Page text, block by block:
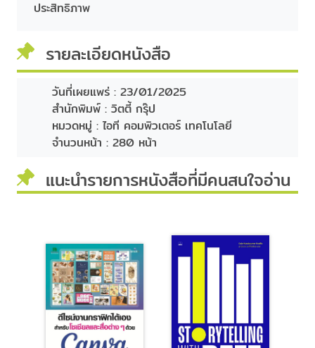
ประสิทธิภาพ
รายละเอียดหนังสือ
วันที่เผยแพร่ : 23/01/2025
สำนักพิมพ์ : วิตตี้ กรุ๊ป
หมวดหมู่ : ไอที คอมพิวเตอร์ เทคโนโลยี
จำนวนหน้า : 280 หน้า
แนะนำรายการหนังสือที่มีคนสนใจอ่าน